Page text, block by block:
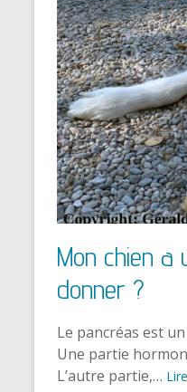
Mon chien
donner ?
Le pancréas est
Une partie
L’autre partie,…